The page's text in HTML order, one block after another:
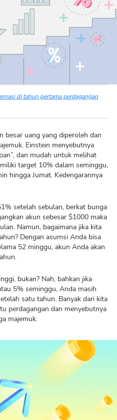
di tahun pertama perdagangan
besar uang yang diperoleh dan
Einstein menyebutnya
dan mudah untuk melihat
target 10% dalam seminggu,
hingga Jumat. Kedengarannya
setelah sebulan, berkat bunga
akun sebesar $1000 maka
Namun, bagaimana jika kita
Dengan asumsi Anda bisa
52 minggu, akun Anda akan
bukan? Nah, bahkan jika
5% seminggu, Anda masih
satu tahun. Banyak dari kita
perdagangan dan menyebutnya
majemuk.